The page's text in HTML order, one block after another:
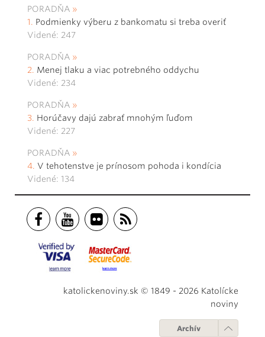
PORADŇA
Podmienky výberu z bankomatu si treba overiť
Videné: 247
PORADŇA
Menej tlaku a viac potrebného oddychu
Videné: 234
PORADŇA
Horúčavy dajú zabrať mnohým ľuďom
Videné: 227
PORADŇA
V tehotenstve je prínosom pohoda i kondícia
Videné: 134
katolickenoviny.sk © 1849 - 2026 Katolícke
noviny
Archív